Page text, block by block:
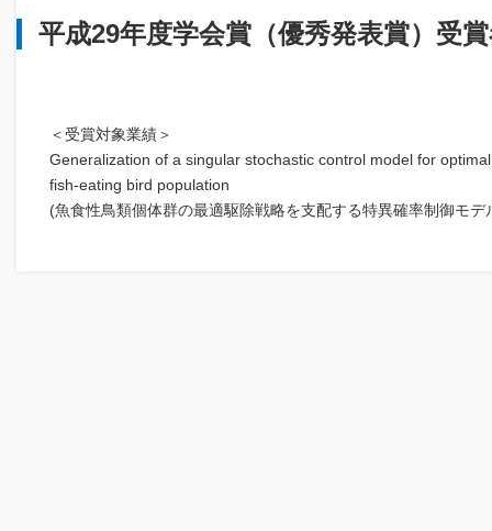
平成29年度学会賞（優秀発表賞）受
＜受賞対象業績＞
Generalization of a singular stochastic control model for
fish-eating bird population
(魚食性鳥類個体群の最適駆除戦略を支配する特異確率制御モデ